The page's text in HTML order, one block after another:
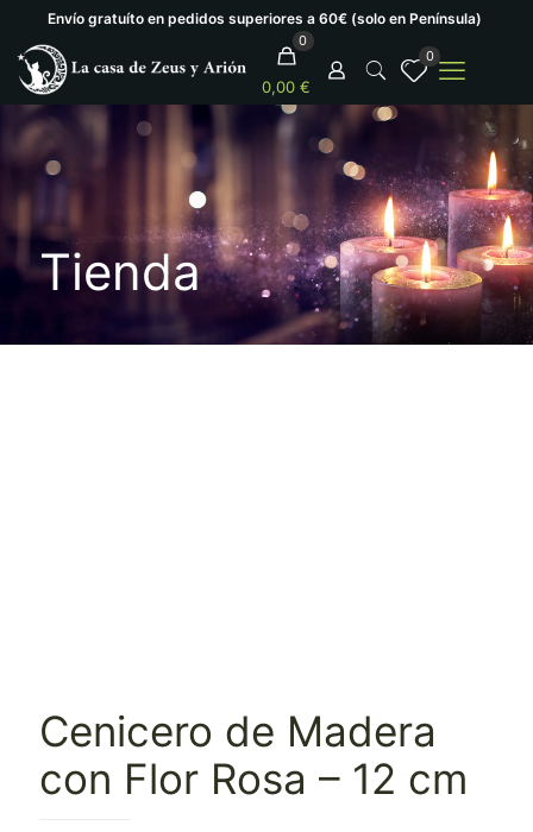
Envío gratuíto en pedidos superiores a 60€ (solo en Península)
0
0,00 €
0
Tienda
Cenicero de Madera
con Flor Rosa – 12 cm